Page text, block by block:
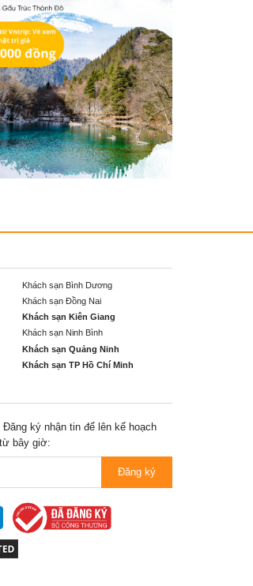
Khách sạn Bình Dương
Khách sạn Đồng Nai
Khách sạn Kiên Giang
Khách sạn Ninh Bình
Khách sạn Quảng Ninh
Khách sạn TP Hồ Chí Minh
Đăng ký nhận tin để lên kế hoạch
bây giờ:
Đăng ký